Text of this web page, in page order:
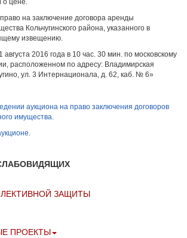
о цене.
на заключение договора аренды
Кольчугинского района, указанного в
извещению.
августа 2016 года в 10 час. 30 мин. по московскому
расположенном по адресу: Владимирская
ул. 3 Интернационала, д. 62, каб. № 6»
аукциона на право заключения договоров
имущества.
ЗАЩИТЫ
ПРОЕКТЫ